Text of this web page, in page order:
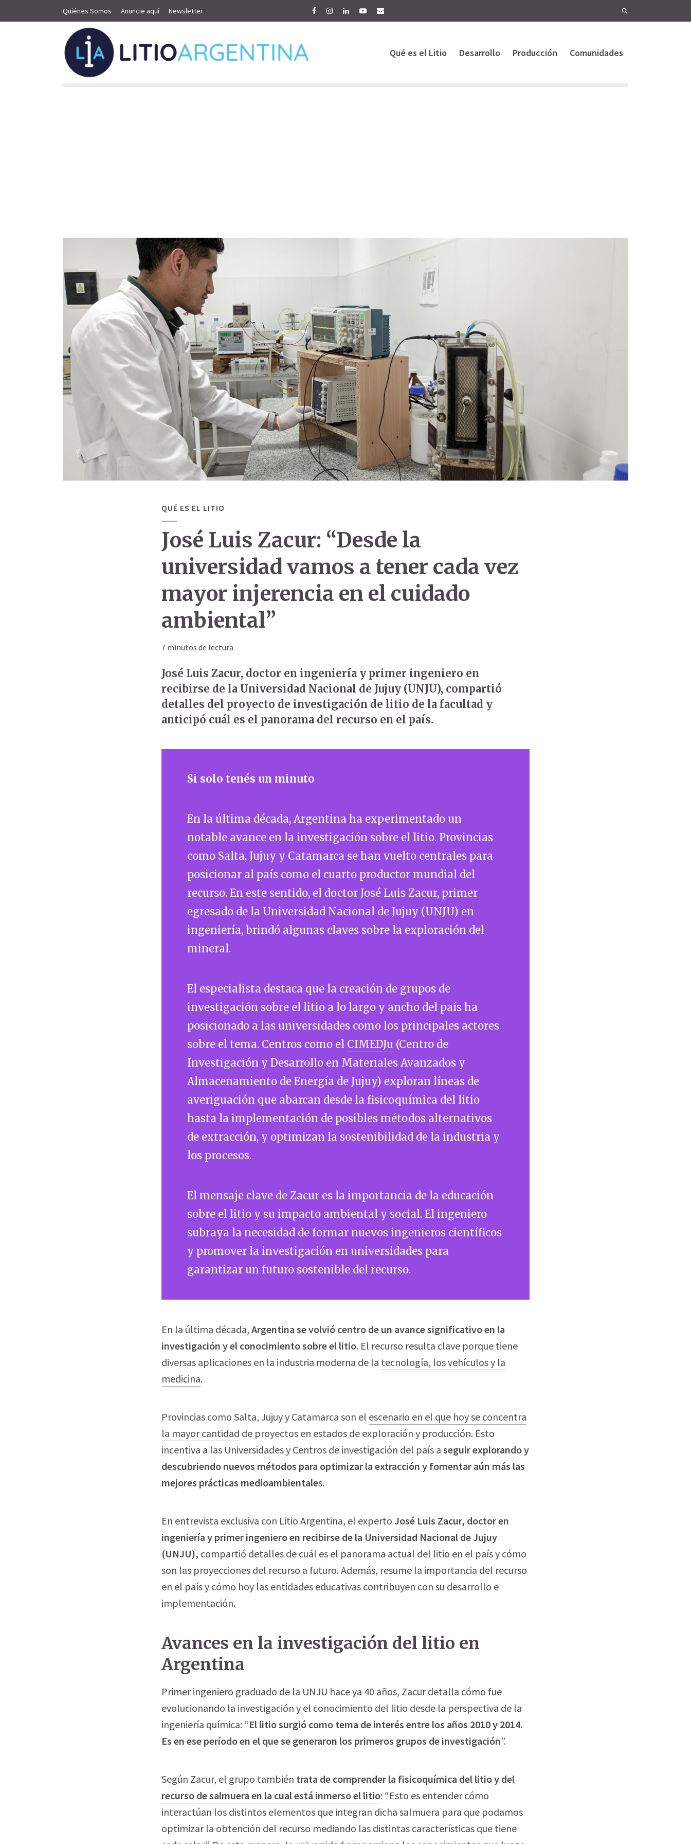
Quiénes Somos Anuncie aquí Newsletter
Qué es el Litio Desarrollo Producción Comunidades
QUÉ ES EL LITIO
José Luis Zacur: “Desde la
universidad vamos a tener cada vez
mayor injerencia en el cuidado
ambiental”
7 minutos de lectura
José Luis Zacur, doctor en ingeniería y primer ingeniero en
recibirse de la Universidad Nacional de Jujuy (UNJU), compartió
detalles del proyecto de investigación de litio de la facultad y
anticipó cuál es el panorama del recurso en el país.
Si solo tenés un minuto
En la última década, Argentina ha experimentado un
notable avance en la investigación sobre el litio. Provincias
como Salta, Jujuy y Catamarca se han vuelto centrales para
posicionar al país como el cuarto productor mundial del
recurso. En este sentido, el doctor José Luis Zacur, primer
egresado de la Universidad Nacional de Jujuy (UNJU) en
ingeniería, brindó algunas claves sobre la exploración del
mineral.
El especialista destaca que la creación de grupos de
investigación sobre el litio a lo largo y ancho del país ha
posicionado a las universidades como los principales actores
sobre el tema. Centros como el CIMEDJu (Centro de
Investigación y Desarrollo en Materiales Avanzados y
Almacenamiento de Energía de Jujuy) exploran líneas de
averiguación que abarcan desde la fisicoquímica del litio
hasta la implementación de posibles métodos alternativos
de extracción, y optimizan la sostenibilidad de la industria y
los procesos.
El mensaje clave de Zacur es la importancia de la educación
sobre el litio y su impacto ambiental y social. El ingeniero
subraya la necesidad de formar nuevos ingenieros científicos
y promover la investigación en universidades para
garantizar un futuro sostenible del recurso.
En la última década, Argentina se volvió centro de un avance significativo en la
investigación y el conocimiento sobre el litio. El recurso resulta clave porque tiene
diversas aplicaciones en la industria moderna de la tecnología, los vehículos y la
medicina.
Provincias como Salta, Jujuy y Catamarca son el escenario en el que hoy se concentra
la mayor cantidad de proyectos en estados de exploración y producción. Esto
incentiva a las Universidades y Centros de investigación del país a seguir explorando y
descubriendo nuevos métodos para optimizar la extracción y fomentar aún más las
mejores prácticas medioambientales.
En entrevista exclusiva con Litio Argentina, el experto José Luis Zacur, doctor en
ingeniería y primer ingeniero en recibirse de la Universidad Nacional de Jujuy
(UNJU), compartió detalles de cuál es el panorama actual del litio en el país y cómo
son las proyecciones del recurso a futuro. Además, resume la importancia del recurso
en el país y cómo hoy las entidades educativas contribuyen con su desarrollo e
implementación.
Avances en la investigación del litio en
Argentina
Primer ingeniero graduado de la UNJU hace ya 40 años, Zacur detalla cómo fue
evolucionando la investigación y el conocimiento del litio desde la perspectiva de la
ingeniería química: “El litio surgió como tema de interés entre los años 2010 y 2014.
Es en ese período en el que se generaron los primeros grupos de investigación”.
Según Zacur, el grupo también trata de comprender la fisicoquímica del litio y del
recurso de salmuera en la cual está inmerso el litio: “Esto es entender cómo
interactúan los distintos elementos que integran dicha salmuera para que podamos
optimizar la obtención del recurso mediando las distintas características que tiene